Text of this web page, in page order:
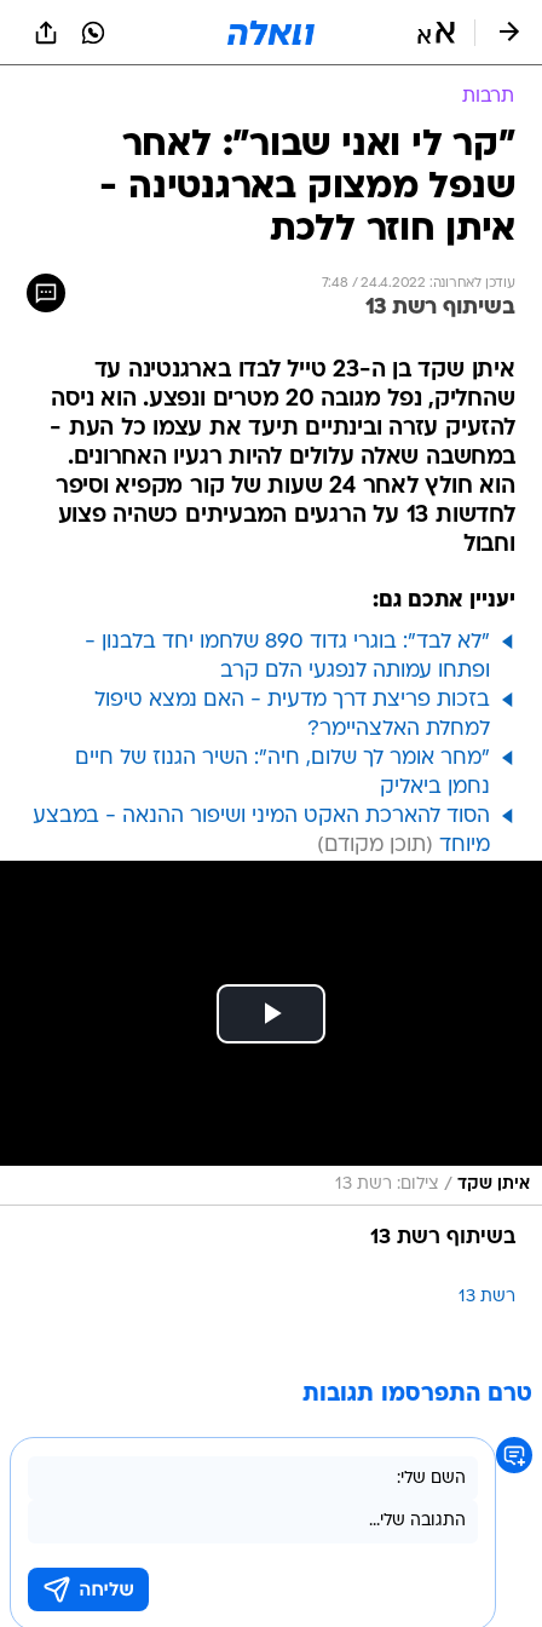
תרבות
"קר לי ואני שבור": לאחר
שנפל ממצוק בארגנטינה -
איתן חוזר ללכת
עודכן לאחרונה: 24.4.2022 / 7:48
בשיתוף רשת 13
איתן שקד בן ה-23 טייל לבדו בארגנטינה עד
שהחליק, נפל מגובה 20 מטרים ונפצע. הוא ניסה
להזעיק עזרה ובינתיים תיעד את עצמו כל העת -
במחשבה שאלה עלולים להיות רגעיו האחרונים.
הוא חולץ לאחר 24 שעות של קור מקפיא וסיפר
לחדשות 13 על הרגעים המבעיתים כשהיה פצוע
וחבול
יעניין אתכם גם:
"לא לבד": בוגרי גדוד 890 שלחמו יחד בלבנון -
ופתחו עמותה לנפגעי הלם קרב
בזכות פריצת דרך מדעית - האם נמצא טיפול
למחלת האלצהיימר?
"מחר אומר לך שלום, חיה": השיר הגנוז של חיים
נחמן ביאליק
הסוד להארכת האקט המיני ושיפור ההנאה - במבצע
מיוחד
איתן שקד / צילום: רשת 13
בשיתוף רשת 13
רשת 13
טרם התפרסמו תגובות